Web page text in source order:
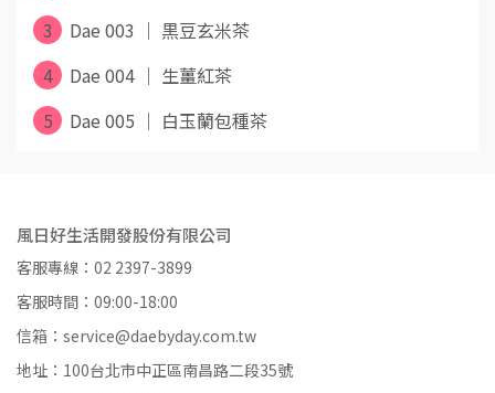
3
Dae 003 ｜ 黒豆玄米茶
4
Dae 004 ｜ 生薑紅茶
5
Dae 005 ｜ 白玉蘭包種茶
風日好生活開發股份有限公司
客服專線：02 2397-3899
客服時間：09:00-18:00
信箱：service@daebyday.com.tw
地址：100台北市中正區南昌路二段35號